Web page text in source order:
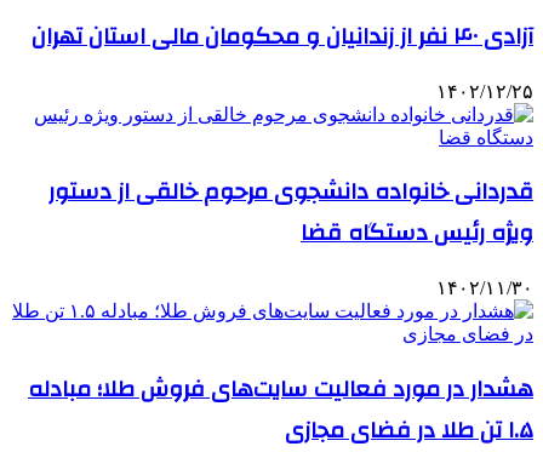
آزادی ۴۰ نفر از زندانیان و محکومان مالی استان تهران
۱۴۰۲/۱۲/۲۵
قدردانی خانواده دانشجوی مرحوم خالقی از دستور
ویژه رئیس دستگاه قضا
۱۴۰۲/۱۱/۳۰
هشدار در مورد فعالیت سایت‌های فروش طلا؛ مبادله
۱.۵ تن طلا در فضای مجازی